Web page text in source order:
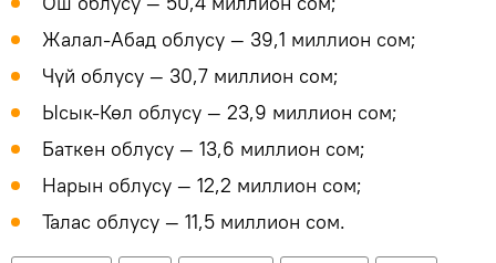
Жалал-Абад облусу — 39,1 миллион сом;
Чүй облусу — 30,7 миллион сом;
Ысык-Көл облусу — 23,9 миллион сом;
Баткен облусу — 13,6 миллион сом;
Нарын облусу — 12,2 миллион сом;
Талас облусу — 11,5 миллион сом.